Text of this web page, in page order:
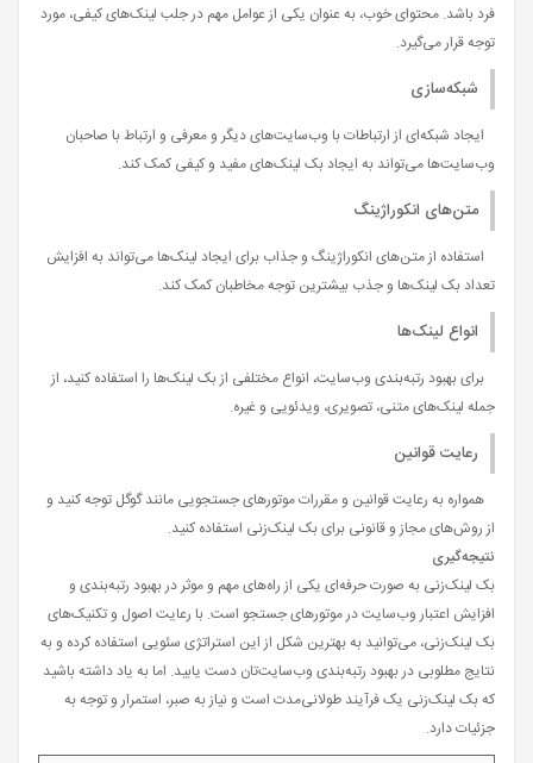
فرد باشد. محتوای خوب، به عنوان یکی از عوامل مهم در جلب لینک‌های کیفی، مورد
توجه قرار می‌گیرد.
شبکه‌سازی
ایجاد شبکه‌ای از ارتباطات با وب‌سایت‌های دیگر و معرفی و ارتباط با صاحبان
وب‌سایت‌ها می‌تواند به ایجاد بک لینک‌های مفید و کیفی کمک کند.
متن‌های انکوراژینگ
استفاده از متن‌های انکوراژینگ و جذاب برای ایجاد لینک‌ها می‌تواند به افزایش
تعداد بک لینک‌ها و جذب بیشترین توجه مخاطبان کمک کند.
انواع لینک‌ها
برای بهبود رتبه‌بندی وب‌سایت، انواع مختلفی از بک لینک‌ها را استفاده کنید، از
جمله لینک‌های متنی، تصویری، ویدئویی و غیره.
رعایت قوانین
همواره به رعایت قوانین و مقررات موتورهای جستجویی مانند گوگل توجه کنید و
از روش‌های مجاز و قانونی برای بک لینک‌زنی استفاده کنید.
نتیجه‌گیری
بک لینک‌زنی به صورت حرفه‌ای یکی از راه‌های مهم و موثر در بهبود رتبه‌بندی و
افزایش اعتبار وب‌سایت در موتورهای جستجو است. با رعایت اصول و تکنیک‌های
بک لینک‌زنی، می‌توانید به بهترین شکل از این استراتژی سئویی استفاده کرده و به
نتایج مطلوبی در بهبود رتبه‌بندی وب‌سایت‌تان دست یابید. اما به یاد داشته باشید
که بک لینک‌زنی یک فرآیند طولانی‌مدت است و نیاز به صبر، استمرار و توجه به
جزئیات دارد.